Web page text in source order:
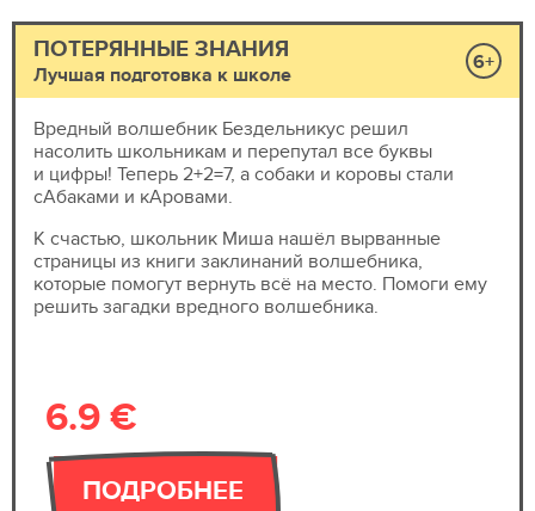
ПОТЕРЯННЫЕ ЗНАНИЯ
Лучшая подготовка к школе 6+
Вредный волшебник Бездельникус решил
насолить школьникам и перепутал все буквы
и цифры! Теперь 2+2=7, а собаки и коровы стали
сАбаками и кАровами.
К счастью, школьник Миша нашёл вырванные
страницы из книги заклинаний волшебника,
которые помогут вернуть всё на место. Помоги ему
решить загадки вредного волшебника.
6.9 €
ПОДРОБНЕЕ